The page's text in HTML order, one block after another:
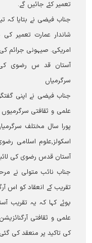
تعمیر کئے جائیں گے۔
جناب فیضی نے بتایا کہ
شاندار عمارت تعمیر
امریکی۔ صیہونی جرائم
آستان قد س رضوی کی
سرگرمیاں
جناب فیضی نے اپنی
علمی و ثقافتی سرگرمیوں
پورا سال مختلف
اسکولز,علوم اسلامی
آستان قدس رضوی کی
جناب نائب متولی نے
تقریب کے انعقاد کو اس
ہوئے کہا کہ یہ تقریب
علمی و ثقافتی
کی تاکید پر منعقد کی